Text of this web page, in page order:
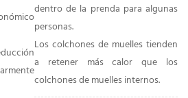
dentro de la prenda para algunas
personas.
Los colchones de muelles tienden
a retener más calor que los
colchones de muelles internos.